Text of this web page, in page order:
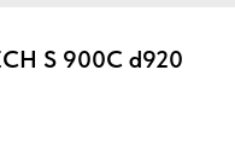
S 900C d920